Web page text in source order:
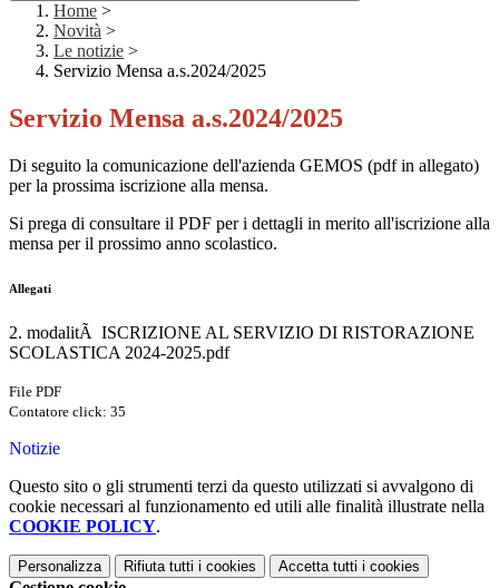
Home >
Novità >
Le notizie >
Servizio Mensa a.s.2024/2025
Servizio Mensa a.s.2024/2025
Di seguito la comunicazione dell'azienda GEMOS (pdf in allegato)
per la prossima iscrizione alla mensa.
Si prega di consultare il PDF per i dettagli in merito all'iscrizione alla
mensa per il prossimo anno scolastico.
Allegati
2. modalitÃ ISCRIZIONE AL SERVIZIO DI RISTORAZIONE
SCOLASTICA 2024-2025.pdf
File PDF
Contatore click: 35
Notizie
Questo sito o gli strumenti terzi da questo utilizzati si avvalgono di
cookie necessari al funzionamento ed utili alle finalità illustrate nella
COOKIE POLICY.
Personalizza Rifiuta tutti i cookies Accetta tutti i cookies